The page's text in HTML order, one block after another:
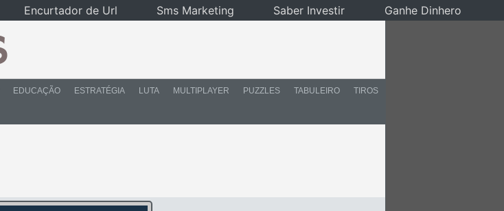
EDUCAÇÃO ESTRATÉGIA LUTA MULTIPLAYER PUZZLES TABULEIRO TIROS
Encurtador de Url Sms Marketing Saber Investir Ganhe Dinhero